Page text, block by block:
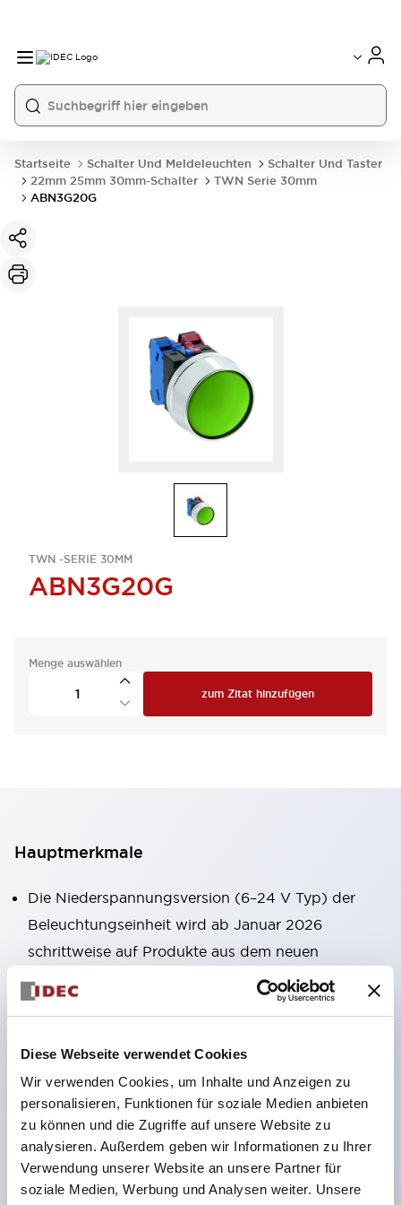
Diese Webseite verwendet Cookies
Wir verwenden Cookies, um Inhalte und Anzeigen zu
personalisieren, Funktionen für soziale Medien anbieten
zu können und die Zugriffe auf unsere Website zu
analysieren. Außerdem geben wir Informationen zu Ihrer
Verwendung unserer Website an unsere Partner für
soziale Medien, Werbung und Analysen weiter. Unsere
Startseite Schalter Und Meldeleuchten
Schalter Und Taster
22mm 25mm 30mm-Schalter
TWN Serie 30mm
ABN3G20G
TWN -SERIE 30MM
ABN3G20G
Menge auswählen
zum Zitat hinzufügen
Hauptmerkmale
Die Niederspannungsversion (6–24 V Typ) der
Beleuchtungseinheit wird ab Januar 2026
schrittweise auf Produkte aus dem neuen
Katalogmodell umgestellt.
Ausgestattet mit HW-U-Kontaktblöcken, die eine
Schutzart IP20 bieten.
LED-Lampen für Hochspannungstypen sind jetzt
verfügbar, und die Nennbetriebsspannung des
Direkttyps kann bis zu 240 V betragen.
LED-Lampe (LSRD-Lampe), die mit nur einer
Lampe sechs Farben darstellen kann. Bisher waren